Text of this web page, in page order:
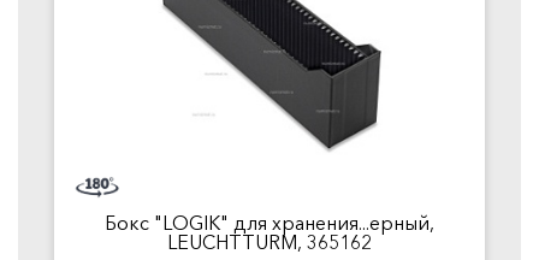
Бокс "LOGIK" для хранения...ерный,
LEUCHTTURM, 365162